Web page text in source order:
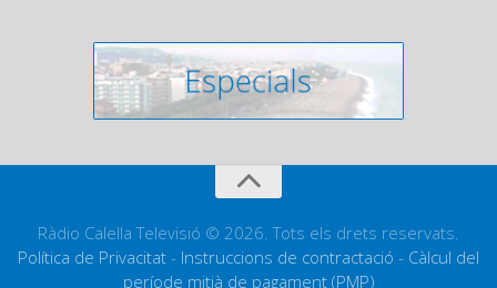
Ràdio Calella Televisió © 2026. Tots els drets reservats.
Política de Privacitat - Instruccions de contractació - Càlcul del
període mitjà de pagament (PMP)